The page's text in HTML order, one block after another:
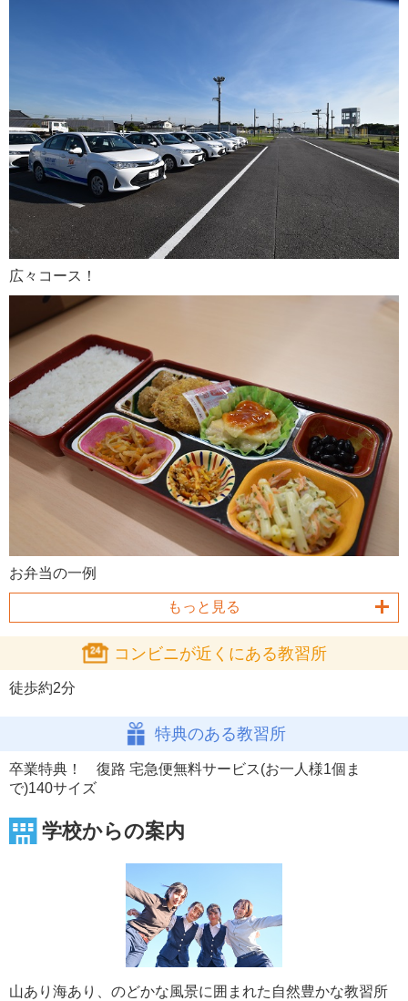
広々コース！
お弁当の一例
もっと見る
コンビニが近くにある教習所
徒歩約2分
特典のある教習所
卒業特典！ 復路 宅急便無料サービス(お一人様1個ま
で)140サイズ
学校からの案内
山あり海あり、のどかな風景に囲まれた自然豊かな教習所